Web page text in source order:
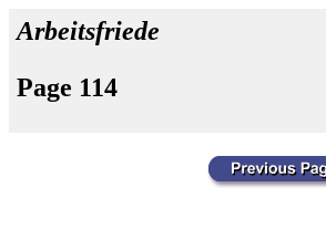
Arbeitsfriede
Page 114